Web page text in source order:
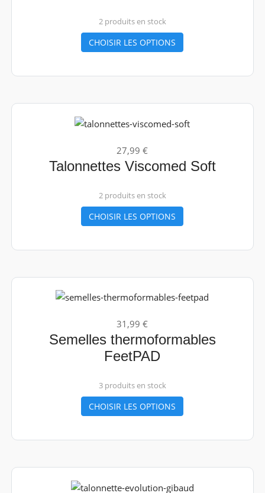
2 produits en stock
CHOISIR LES OPTIONS
27,99 €
Talonnettes Viscomed Soft
2 produits en stock
CHOISIR LES OPTIONS
31,99 €
Semelles thermoformables
FeetPAD
3 produits en stock
CHOISIR LES OPTIONS